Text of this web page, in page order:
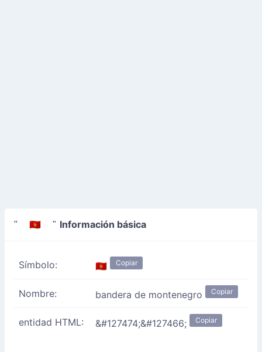
" 🇲🇪 " Información básica
Símbolo: 🇲🇪 Copiar
Nombre: bandera de montenegro Copiar
entidad HTML: &#127474;&#127466; Copiar